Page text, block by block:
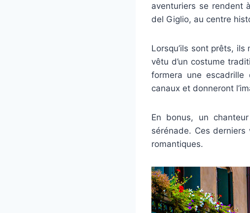
aventuriers se rendent
del Giglio, au centre
Lorsqu’ils sont prêts,
vêtu d’un costume
formera une escadrille
canaux et donneront
En bonus, un
sérénade. Ces
romantiques.